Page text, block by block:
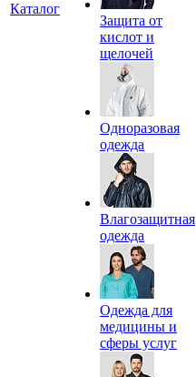
Каталог
Защита от
кислот и
щелочей
Одноразовая
одежда
Влагозащитная
одежда
Одежда для
медицины и
сферы услуг